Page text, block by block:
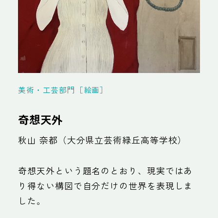
美術・工芸部門［絵画］
奇想天外
秋山 奈都（大分県立芸術緑丘高等学校）
奇想天外という題名のとおり、現実ではあ
り得ない構図で自分だけの世界を表現しま
した。